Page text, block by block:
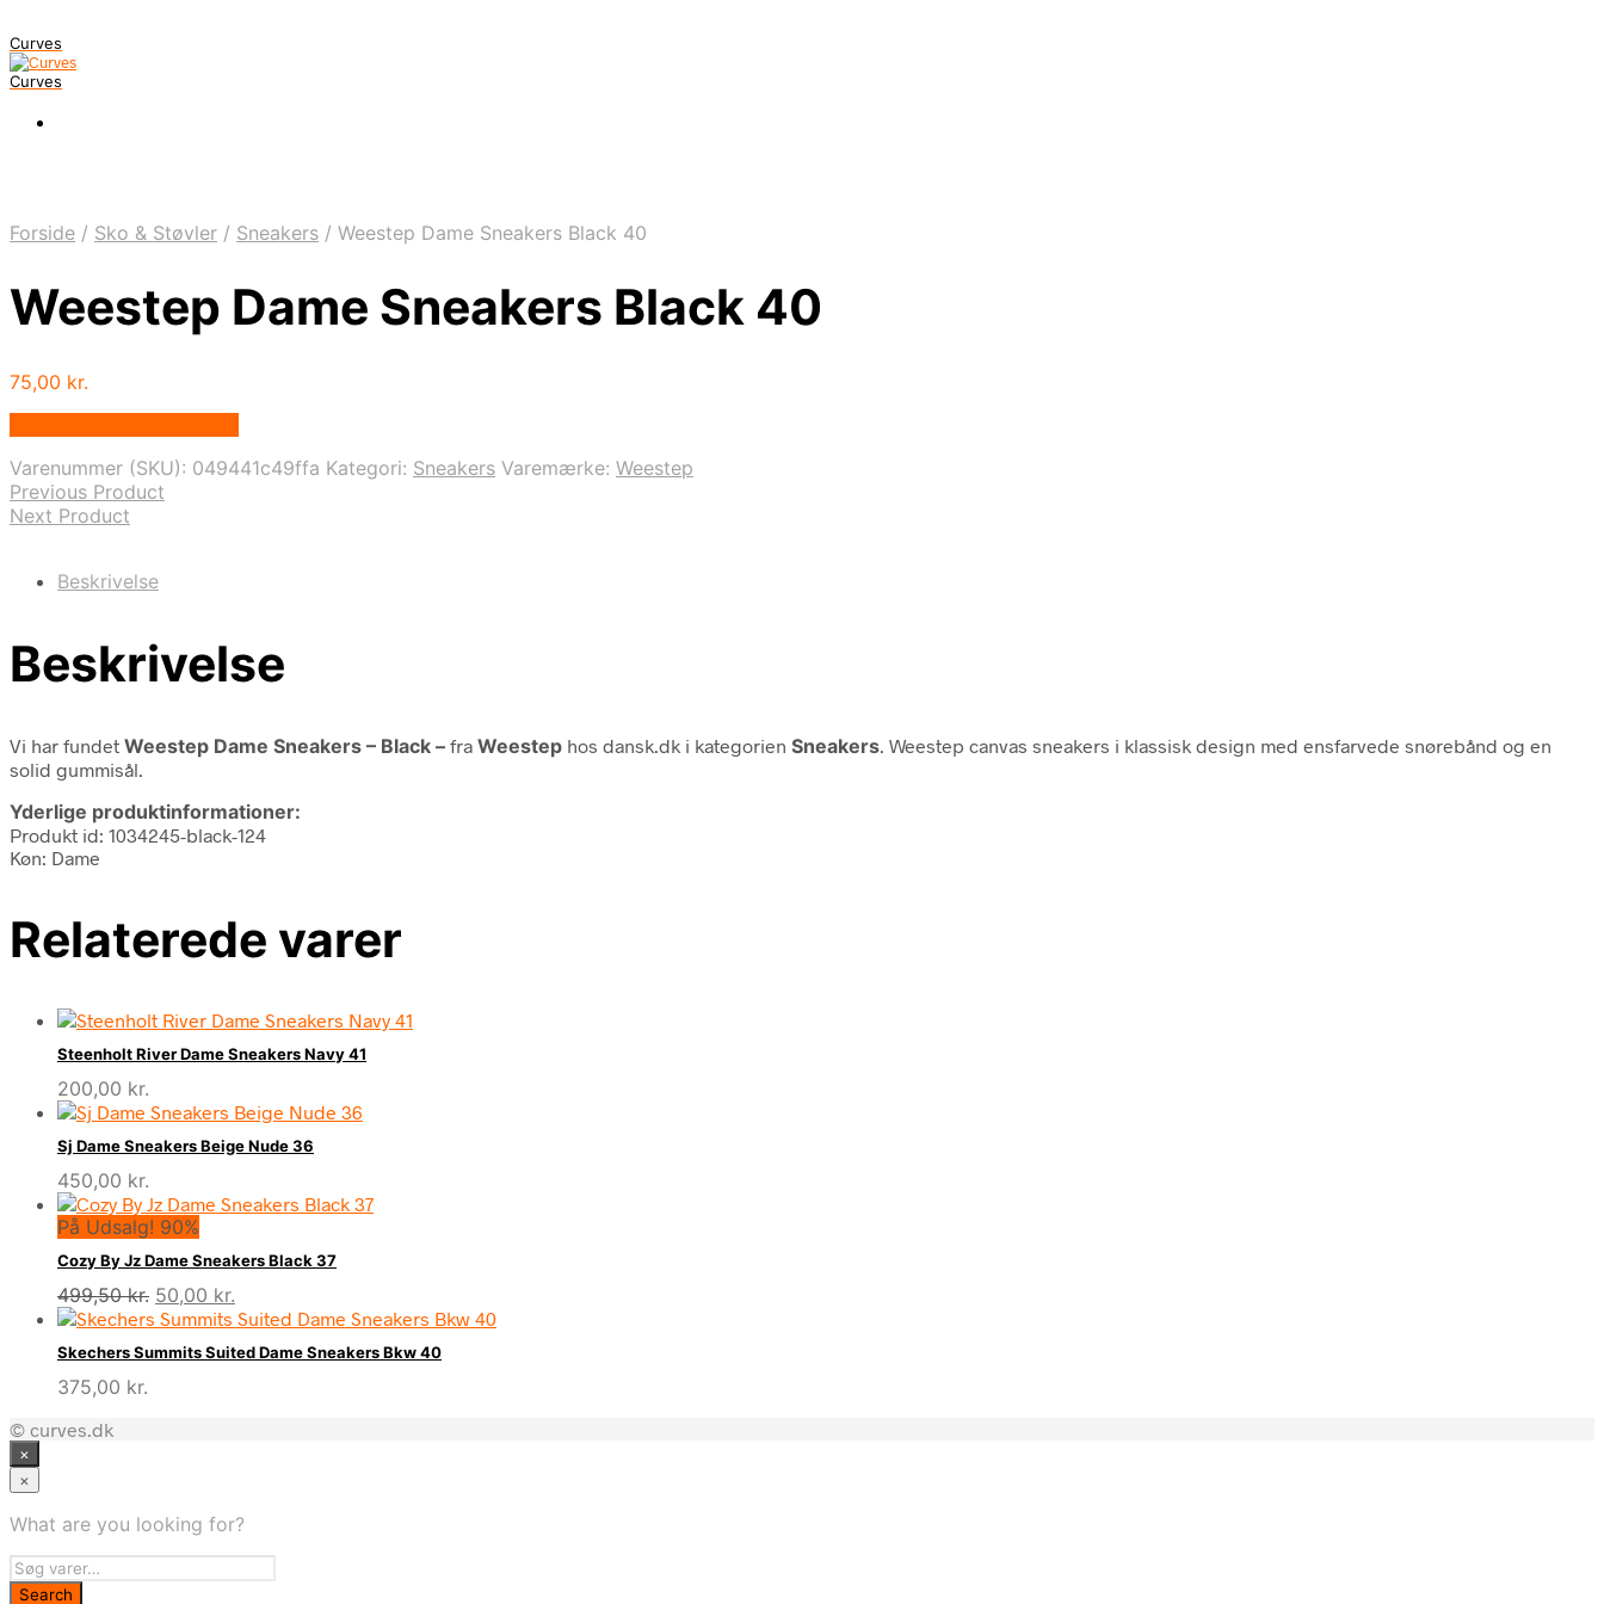
Curves
Curves
Forside / Sko & Støvler / Sneakers / Weestep Dame Sneakers Black 40
Weestep Dame Sneakers Black 40
75,00 kr.
Varenummer (SKU): 049441c49ffa Kategori: Sneakers Varemærke: Weestep
Previous Product
Next Product
Beskrivelse
Beskrivelse
Vi har fundet Weestep Dame Sneakers – Black – fra Weestep hos dansk.dk i kategorien Sneakers . Weestep canvas sneakers i klassisk design med ensfarvede snørebånd og en
solid gummisål.
Yderlige produktinformationer:
Produkt id: 1034245-black-124
Køn: Dame
Relaterede varer
Steenholt River Dame Sneakers Navy 41
200,00 kr.
Sj Dame Sneakers Beige Nude 36
450,00 kr.
På Udsalg! 90%
Cozy By Jz Dame Sneakers Black 37
499,50kr. Den
oprindelige
pris
var:
50,00 kr.
aktuelle
pris
er:
Skechers Summits Suited Dame Sneakers Bkw 40
375,00 kr.
© curves.dk
×
×
What are you looking for?